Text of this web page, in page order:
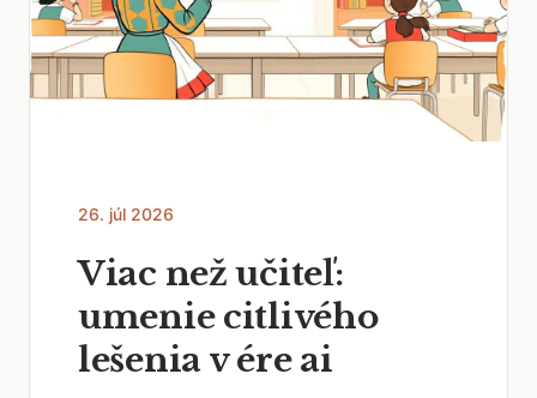
26. júl 2026
Viac než učiteľ:
umenie citlivého
lešenia v ére ai